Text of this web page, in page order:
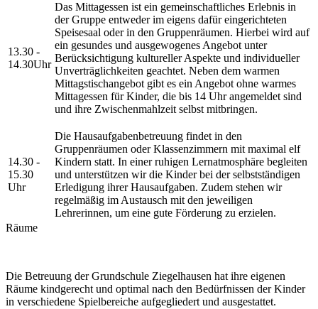
13.30 -
14.30Uhr
Das Mittagessen ist ein gemeinschaftliches Erlebnis in
der Gruppe entweder im eigens dafür eingerichteten
Speisesaal oder in den Gruppenräumen. Hierbei wird auf
ein gesundes und ausgewogenes Angebot unter
Berücksichtigung kultureller Aspekte und individueller
Unverträglichkeiten geachtet. Neben dem warmen
Mittagstischangebot gibt es ein Angebot ohne warmes
Mittagessen für Kinder, die bis 14 Uhr angemeldet sind
und ihre Zwischenmahlzeit selbst mitbringen.
14.30 -
15.30
Uhr
Die Hausaufgabenbetreuung findet in den
Gruppenräumen oder Klassenzimmern mit maximal elf
Kindern statt. In einer ruhigen Lernatmosphäre begleiten
und unterstützen wir die Kinder bei der selbstständigen
Erledigung ihrer Hausaufgaben. Zudem stehen wir
regelmäßig im Austausch mit den jeweiligen
Lehrerinnen, um eine gute Förderung zu erzielen.
Räume
Die Betreuung der Grundschule Ziegelhausen hat ihre eigenen
Räume kindgerecht und optimal nach den Bedürfnissen der Kinder
in verschiedene Spielbereiche aufgegliedert und ausgestattet.